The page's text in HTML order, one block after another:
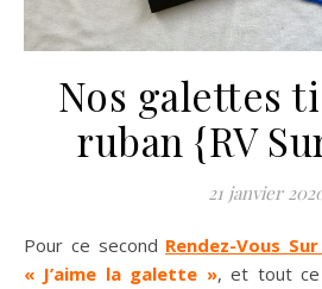
Nos galettes
ruban {RV
21 janvier
Pour ce second Rendez-Vous
« J’aime la galette », et tout ce